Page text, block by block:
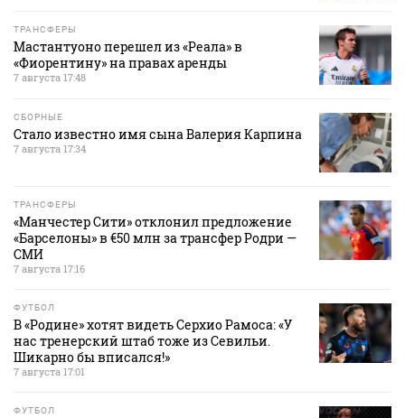
ТРАНСФЕРЫ
Мастантуоно перешел из «Реала» в
«Фиорентину» на правах аренды
7 августа 17:48
СБОРНЫЕ
Стало известно имя сына Валерия Карпина
7 августа 17:34
ТРАНСФЕРЫ
«Манчестер Сити» отклонил предложение
«Барселоны» в €50 млн за трансфер Родри —
СМИ
7 августа 17:16
ФУТБОЛ
В «Родине» хотят видеть Серхио Рамоса: «У
нас тренерский штаб тоже из Севильи.
Шикарно бы вписался!»
7 августа 17:01
ФУТБОЛ